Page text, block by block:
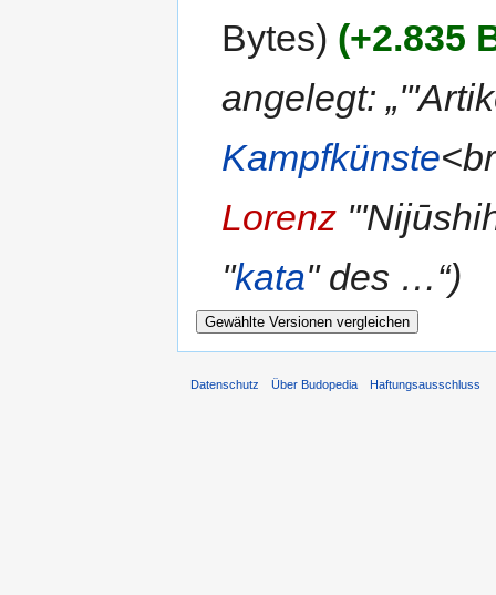
Bytes) (+2.835
angelegt:
Kampfkünste
Lorenz
''kata'' des …“)
Datenschutz Über Budopedia Haftungsausschluss